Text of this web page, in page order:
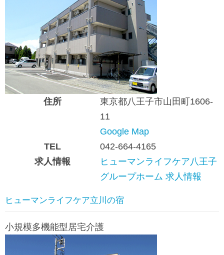
住所
東京都八王子市山田町1606-
11
Google Map
TEL
042-664-4165
求人情報
ヒューマンライフケア八王子
グループホーム 求人情報
ヒューマンライフケア立川の宿
小規模多機能型居宅介護